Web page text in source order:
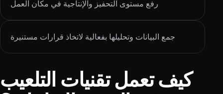
رفع مستوى التحفيز والإنتاجية في مكان العمل
جمع البيانات وتحليلها بفعالية لاتخاذ قرارات مستنيرة
كيف تعمل تقنيات التلعيب